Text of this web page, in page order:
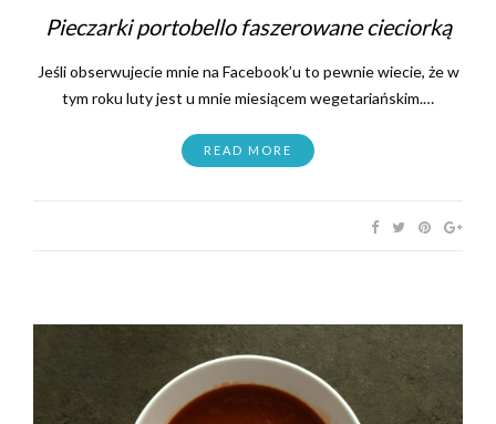
Pieczarki portobello faszerowane cieciorką
Jeśli obserwujecie mnie na Facebook’u to pewnie wiecie, że w
tym roku luty jest u mnie miesiącem wegetariańskim.…
READ MORE